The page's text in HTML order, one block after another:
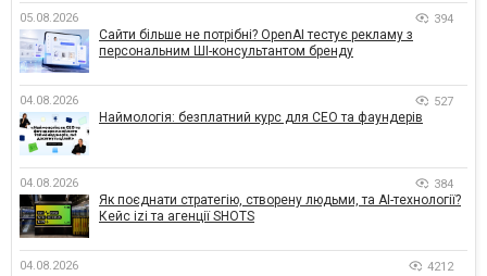
05.08.2026 394
Сайти більше не потрібні? OpenAI тестує рекламу з
персональним ШІ-консультантом бренду
04.08.2026 527
Наймологія: безплатний курс для CEO та фаундерів
04.08.2026 384
Як поєднати стратегію, створену людьми, та AI-технології?
Кейс izi та агенції SHOTS
04.08.2026 4212